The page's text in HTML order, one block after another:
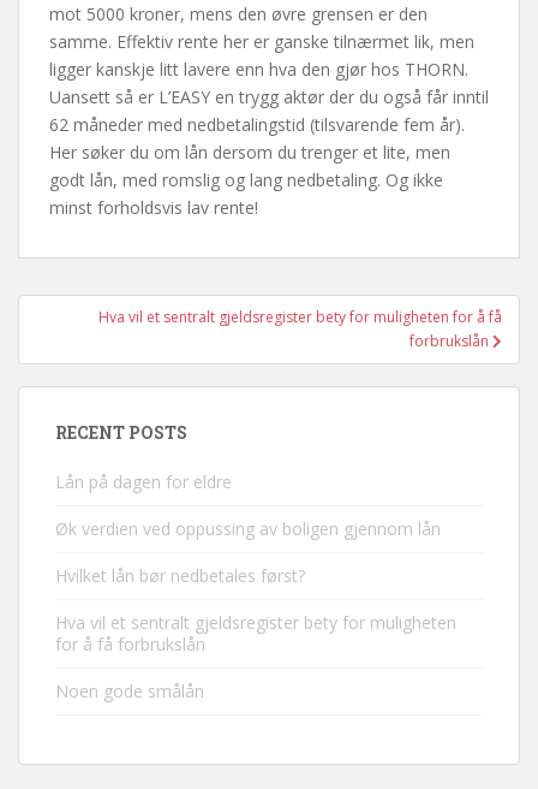
mot 5000 kroner, mens den øvre grensen er den
samme. Effektiv rente her er ganske tilnærmet lik, men
ligger kanskje litt lavere enn hva den gjør hos THORN.
Uansett så er L’EASY en trygg aktør der du også får inntil
62 måneder med nedbetalingstid (tilsvarende fem år).
Her søker du om lån dersom du trenger et lite, men
godt lån, med romslig og lang nedbetaling. Og ikke
minst forholdsvis lav rente!
Post
Hva vil et sentralt gjeldsregister bety for muligheten for å få
forbrukslån
RECENT POSTS
Lån på dagen for eldre
Øk verdien ved oppussing av boligen gjennom lån
Hvilket lån bør nedbetales først?
Hva vil et sentralt gjeldsregister bety for muligheten
for å få forbrukslån
Noen gode smålån